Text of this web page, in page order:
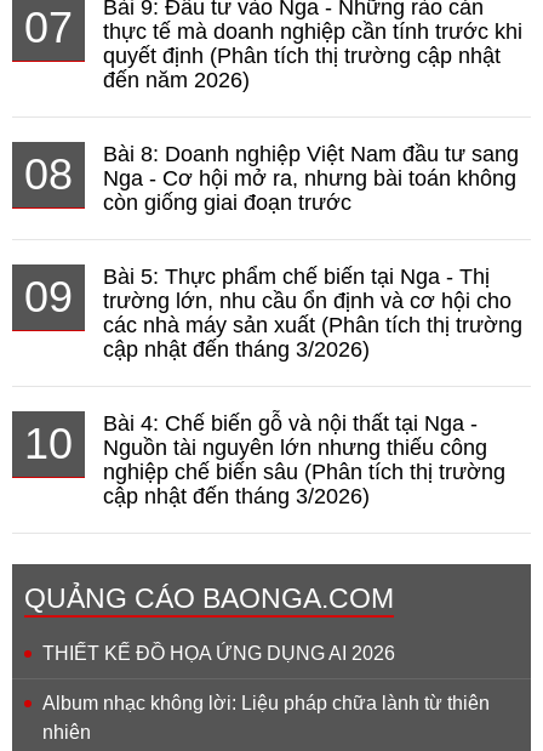
07
Bài 9: Đầu tư vào Nga - Những rào cản
thực tế mà doanh nghiệp cần tính trước khi
quyết định (Phân tích thị trường cập nhật
đến năm 2026)
08
Bài 8: Doanh nghiệp Việt Nam đầu tư sang
Nga - Cơ hội mở ra, nhưng bài toán không
còn giống giai đoạn trước
09
Bài 5: Thực phẩm chế biến tại Nga - Thị
trường lớn, nhu cầu ổn định và cơ hội cho
các nhà máy sản xuất (Phân tích thị trường
cập nhật đến tháng 3/2026)
10
Bài 4: Chế biến gỗ và nội thất tại Nga -
Nguồn tài nguyên lớn nhưng thiếu công
nghiệp chế biến sâu (Phân tích thị trường
cập nhật đến tháng 3/2026)
QUẢNG CÁO BAONGA.COM
THIẾT KẾ ĐỒ HỌA ỨNG DỤNG AI 2026
Album nhạc không lời: Liệu pháp chữa lành từ thiên
nhiên